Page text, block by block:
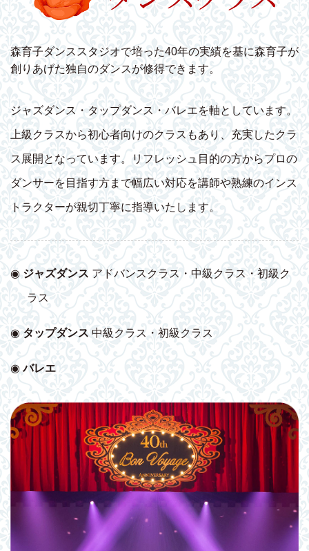
森育子ダンススタジオで培った40年の実績を基に森育子が
創りあげた独自のダンスが修得できます。
ジャズダンス・タップダンス・バレエを軸としています。
上級クラスから初心者向けのクラスもあり、充実したクラ
ス展開となっています。リフレッシュ目的の方からプロの
ダンサーを目指す方まで幅広い対応を講師や熟練のインス
トラクターが親切丁寧に指導いたします。
◉ジャズダンス アドバンスクラス・中級クラス・初級ク
ラス
◉タップダンス 中級クラス・初級クラス
◉バレエ